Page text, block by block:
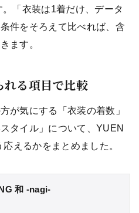
「衣装は1着だけ、データ
件をそろえて比べれば、含
ます。
れる項目で比較
が気にする「衣装の着数」
タイル」について、YUEN
えるかをまとめました。
和 -nagi-